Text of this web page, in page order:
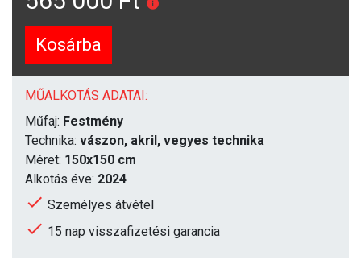
Kosárba
MŰALKOTÁS ADATAI:
Műfaj: Festmény
Technika: vászon, akril, vegyes technika
Méret: 150x150 cm
Alkotás éve: 2024
Személyes átvétel
15 nap visszafizetési garancia